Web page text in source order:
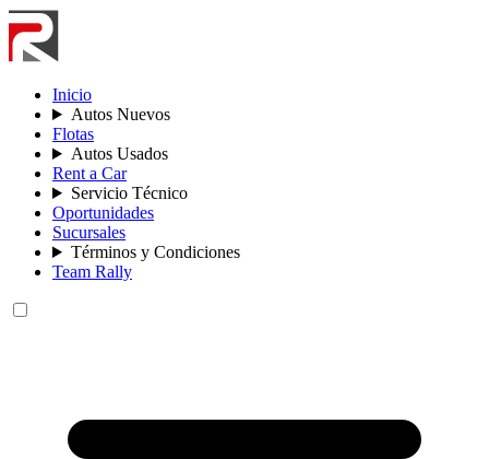
Inicio
Autos Nuevos
Flotas
Autos Usados
Rent a Car
Servicio Técnico
Oportunidades
Sucursales
Términos y Condiciones
Team Rally